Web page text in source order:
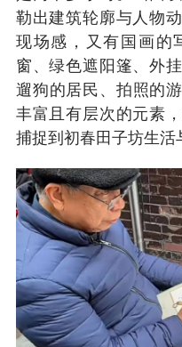
勒出建筑轮廓与人物
现场感，又有国画的
窗、绿色遮阳篷、外
遛狗的居民、拍照的
丰富且有层次的元素
捕捉到初春田子坊生活